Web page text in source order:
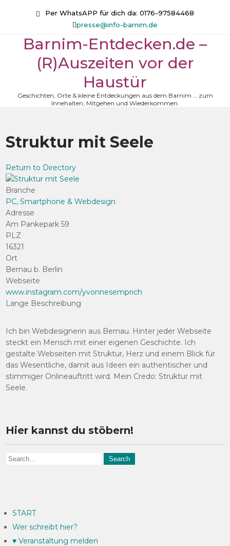
Per WhatsAPP für dich da: 0176-97584468
presse@info-barnim.de
Barnim-Entdecken.de –
(R)Auszeiten vor der
Haustür
Geschichten, Orte & kleine Entdeckungen aus dem Barnim … zum
Innehalten, Mitgehen und Wiederkommen.
Struktur mit Seele
Return to Directory
Branche
PC, Smartphone & Webdesign
Adresse
Am Pankepark 59
PLZ
16321
Ort
Bernau b. Berlin
Webseite
www.instagram.com/yvonnesemprich
Lange Beschreibung
Ich bin Webdesignerin aus Bernau. Hinter jeder Webseite
steckt ein Mensch mit einer eigenen Geschichte. Ich
gestalte Webseiten mit Struktur, Herz und einem Blick für
das Wesentliche, damit aus Ideen ein authentischer und
stimmiger Onlineauftritt wird. Mein Credo: Struktur mit
Seele.
Hier kannst du stöbern!
START
Wer schreibt hier?
♥ Veranstaltung melden